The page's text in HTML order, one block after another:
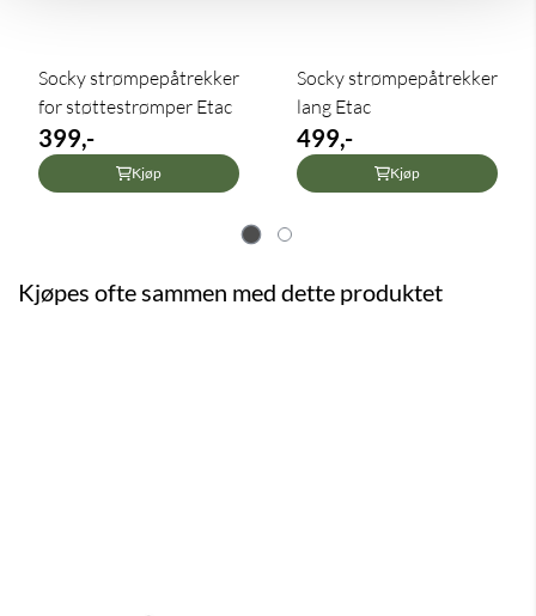
Socky strømpepåtrekker
for støttestrømper Etac
399,-
Kjøp
Socky strømpepåtrekker
lang Etac
499,-
Kjøp
Kjøpes ofte sammen med dette produktet